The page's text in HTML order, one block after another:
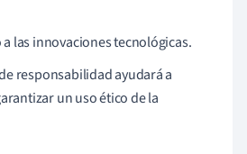
las innovaciones tecnológicas.
responsabilidad ayudará a
un uso ético de la